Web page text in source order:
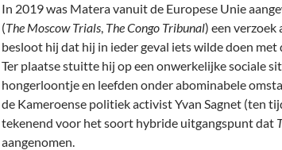
In 2019 was Matera vanuit de Europese Unie
(The Moscow Trials, The Congo Tribunal) een
besloot hij dat hij in ieder geval iets wilde doen
Ter plaatse stuitte hij op een onwerkelijke sociale
hongerloontje en leefden onder abominabele
de Kameroense politiek activist Yvan Sagnet (ten
tekenend voor het soort hybride uitgangspunt dat
aangenomen.